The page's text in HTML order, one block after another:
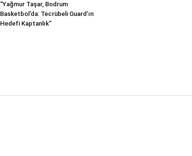
“Yağmur Taşar, Bodrum
Basketbol’da: Tecrübeli Guard’ın
Hedefi Kaptanlık”